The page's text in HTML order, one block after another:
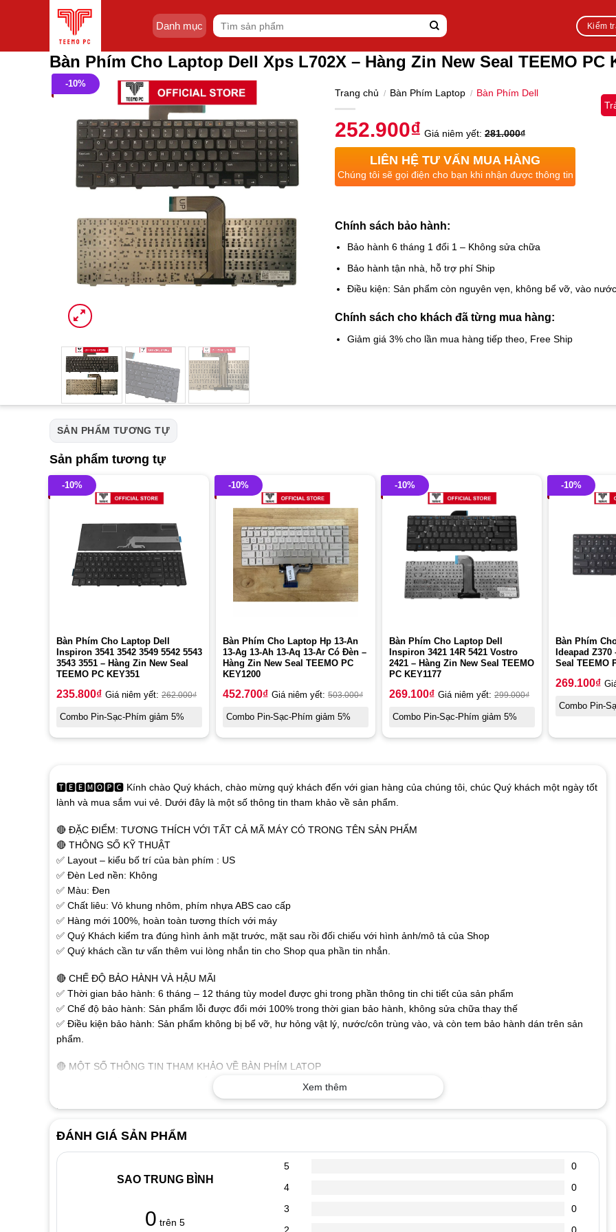
Danh mục
Tìm
kiếm:
Kiểm
Bàn Phím Cho Laptop Dell Xps L702X – Hàng Zin New Seal TEEMO PC
-10%
Trang chủ / Bàn Phím Laptop / Bàn Phím Dell
252.900₫ Giá niêm yết: 281.000₫
LIÊN HỆ TƯ VẤN MUA HÀNG
Chúng tôi sẽ gọi điện cho bạn khi nhận được thông tin
Chính sách bảo hành:
Bảo hành 6 tháng 1 đổi 1 – Không sửa chữa
Bảo hành tận nhà, hỗ trợ phí Ship
Điều kiện: Sản phẩm còn nguyên vẹn, không bể vỡ, vào
Chính sách cho khách đã từng mua hàng:
Giảm giá 3% cho lần mua hàng tiếp theo, Free Ship
SẢN PHẨM TƯƠNG TỰ
Sản phẩm tương tự
-10%
Bàn Phím Cho Laptop Dell
Inspiron 3541 3542 3549 5542 5543
3543 3551 – Hàng Zin New Seal
TEEMO PC KEY351
235.800₫ Giá niêm yết: 262.000₫
Combo Pin-Sạc-Phím giảm 5%
-10%
Bàn Phím Cho Laptop Hp 13-An
13-Ag 13-Ah 13-Aq 13-Ar Có Đèn –
Hàng Zin New Seal TEEMO PC
KEY1200
452.700₫ Giá niêm yết: 503.000₫
Combo Pin-Sạc-Phím giảm 5%
-10%
Bàn Phím Cho Laptop Dell
Inspiron 3421 14R 5421 Vostro
2421 – Hàng Zin New Seal TEEMO
PC KEY1177
269.100₫ Giá niêm yết: 299.000₫
Combo Pin-Sạc-Phím giảm 5%
-10%
Bàn Phím
Ideapad Z370
Seal TEEMO
269.100₫
Combo Pin-
🆃🅴🅴🅼🅾🅿🅲 Kính chào Quý khách, chào mừng quý khách đến với gian hàng của chúng tôi, chúc Quý khách một ngày tốt
lành và mua sắm vui vẻ. Dưới đây là một số thông tin tham khảo về sản phẩm.
🔴 ĐẶC ĐIỂM: TƯƠNG THÍCH VỚI TẤT CẢ MÃ MÁY CÓ TRONG TÊN SẢN PHẨM
🔴 THÔNG SỐ KỸ THUẬT
✅ Layout – kiểu bố trí của bàn phím : US
✅ Đèn Led nền: Không
✅ Màu: Đen
✅ Chất liêu: Vỏ khung nhôm, phím nhựa ABS cao cấp
✅ Hàng mới 100%, hoàn toàn tương thích với máy
✅ Quý Khách kiểm tra đúng hình ảnh mặt trước, mặt sau rồi đối chiếu với hình ảnh/mô tả của Shop
✅ Quý khách cần tư vấn thêm vui lòng nhắn tin cho Shop qua phần tin nhắn.
🔴 CHẾ ĐỘ BẢO HÀNH VÀ HẬU MÃI
✅ Thời gian bảo hành: 6 tháng – 12 tháng tùy model được ghi trong phần thông tin chi tiết của sản phẩm
✅ Chế độ bảo hành: Sản phẩm lỗi được đổi mới 100% trong thời gian bảo hành, không sửa chữa thay thế
✅ Điều kiện bảo hành: Sản phẩm không bị bể vỡ, hư hỏng vật lý, nước/côn trùng vào, và còn tem bảo hành dán trên sản
phẩm.
🔴 MỘT SỐ THÔNG TIN THAM KHẢO VỀ BÀN PHÍM LATOP
✅ Các chữ, số trên phím được khắc nổi bằng công nghệ cao nên không lo bị nhòe hay mất nét, bền bỉ với thời gian.
✅ Sử dụng đầu cáp thông dụng dành cho laptop, người dùng có thể kết nối bàn phím với máy tính và sử dụng ngay mà
không cần phải cài đặt. Sản phẩm tương thích tốt với tất cả hệ điều hành hiện nay.
✅ Thiết kế như bàn phím gốc, tháo ra là thay được ngay. Phím có độ nhạy và độ nảy tốt giúp gõ nhanh và chính xác
🔴 DẤU HIỆU NHẬN BIẾT KHI BÀN PHÍM LAPTOP BỊ HỎNG
✅ Khi đánh máy màn hình xuất hiện các ký tự lạ như: hhhhhhhhh, mmmmmm……… xuất hiện liền mạch.
✅ Liệt phím biểu hiện có phím đánh được có phím không đánh được. Có lúc đánh thì hiện ra chữ có lúc đánh không hiện ra
✅ Chạm phím thì tình trạng lại khác. Khi mở máy lên chúng ta nghe tiếng kêu tít tít kéo dài, máy boot vào windown rất chậm.
Xem thêm
ĐÁNH GIÁ SẢN PHẨM
SAO TRUNG BÌNH
0 trên 5
5
0
4
0
3
0
2
0